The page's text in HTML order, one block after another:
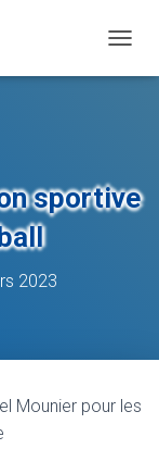
pour les filles et
sportive
2023
Mounier pour les